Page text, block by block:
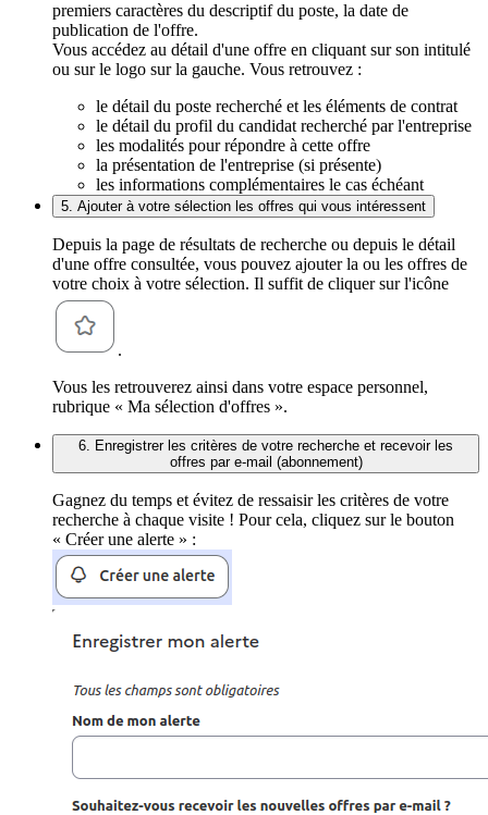
premiers caractères du descriptif du poste, la date de
publication de l'offre.
Vous accédez au détail d'une offre en cliquant sur son intitulé
ou sur le logo sur la gauche. Vous retrouvez :
le détail du poste recherché et les éléments de contrat
le détail du profil du candidat recherché par l'entreprise
les modalités pour répondre à cette offre
la présentation de l'entreprise (si présente)
les informations complémentaires le cas échéant
5. Ajouter à votre sélection les offres qui vous intéressent
Depuis la page de résultats de recherche ou depuis le détail
d'une offre consultée, vous pouvez ajouter la ou les offres de
votre choix à votre sélection. Il suffit de cliquer sur l'icône
.
Vous les retrouverez ainsi dans votre espace personnel,
rubrique « Ma sélection d'offres ».
6. Enregistrer les critères de votre recherche et recevoir les
offres par e-mail (abonnement)
Gagnez du temps et évitez de ressaisir les critères de votre
recherche à chaque visite ! Pour cela, cliquez sur le bouton
« Créer une alerte » :